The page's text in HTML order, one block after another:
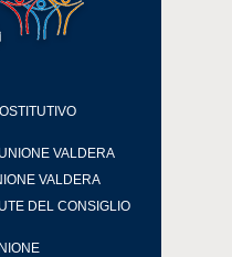
VALDERA
VALDERA
DEL CONSIGLIO